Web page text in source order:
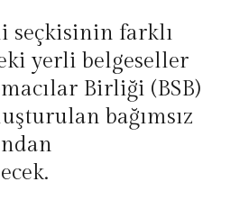
seçkisinin farklı
yerli belgeseller
Birliği (BSB)
bağımsız